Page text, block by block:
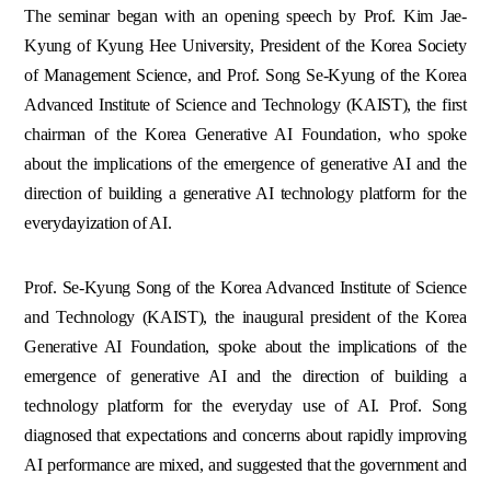
The seminar began with an opening speech by Prof. Kim Jae-
Kyung of Kyung Hee University, President of the Korea Society
of Management Science, and Prof. Song Se-Kyung of the Korea
Advanced Institute of Science and Technology (KAIST), the first
chairman of the Korea Generative AI Foundation, who spoke
about the implications of the emergence of generative AI and the
direction of building a generative AI technology platform for the
everydayization of AI.
Prof. Se-Kyung Song of the Korea Advanced Institute of Science
and Technology (KAIST), the inaugural president of the Korea
Generative AI Foundation, spoke about the implications of the
emergence of generative AI and the direction of building a
technology platform for the everyday use of AI. Prof. Song
diagnosed that expectations and concerns about rapidly improving
AI performance are mixed, and suggested that the government and